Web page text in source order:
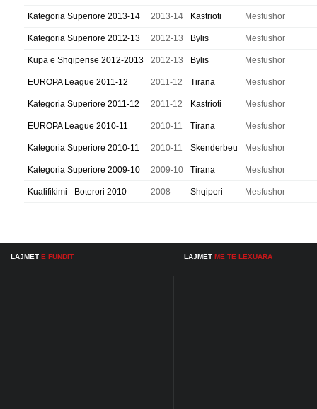
Kategoria Superiore 2013-14 2013-14 Kastrioti Mesfushor
Kategoria Superiore 2012-13 2012-13 Bylis Mesfushor
Kupa e Shqiperise 2012-2013 2012-13 Bylis Mesfushor
EUROPA League 2011-12 2011-12 Tirana Mesfushor
Kategoria Superiore 2011-12 2011-12 Kastrioti Mesfushor
EUROPA League 2010-11 2010-11 Tirana Mesfushor
Kategoria Superiore 2010-11 2010-11 Skenderbeu Mesfushor
Kategoria Superiore 2009-10 2009-10 Tirana Mesfushor
Kualifikimi - Boterori 2010 2008 Shqiperi Mesfushor
LAJMET E FUNDIT LAJMET ME TE LEXUARA